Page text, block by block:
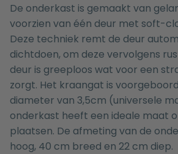
De onderkast is gemaakt van
voorzien van één deur met soft-
Deze techniek remt de deur
dichtdoen, om deze vervolgens
deur is greeploos wat voor een
zorgt. Het kraangat is
diameter van 3,5cm (universele
onderkast heeft een ideale maat
plaatsen. De afmeting van de
hoog, 40 cm breed en 22 cm diep.